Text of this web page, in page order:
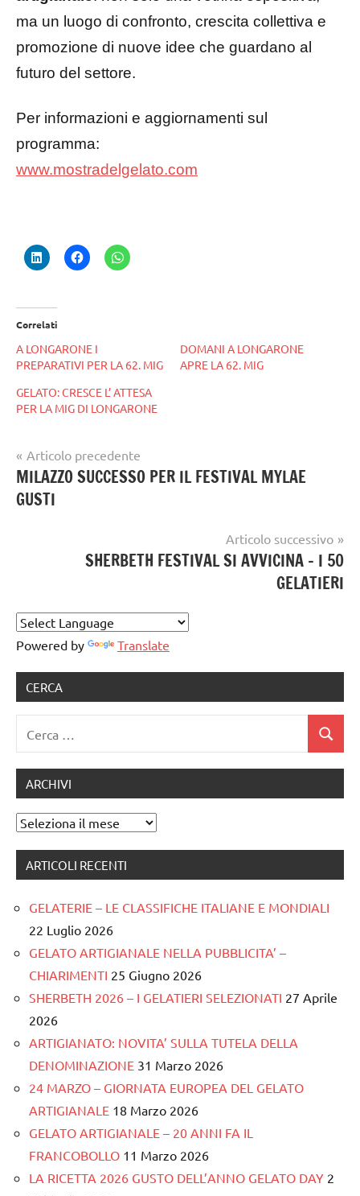
ma un luogo di confronto, crescita collettiva e
promozione di nuove idee che guardano al
futuro del settore.
Per informazioni e aggiornamenti sul
programma:
www.mostradelgelato.com
Correlati
A LONGARONE I
PREPARATIVI PER LA 62. MIG
DOMANI A LONGARONE
APRE LA 62. MIG
GELATO: CRESCE L’ ATTESA
PER LA MIG DI LONGARONE
Longarone,
miglongarone
gelataio
gelateria
artigianale
Navigazione
articoli
Articolo precedente
MILAZZO SUCCESSO PER IL FESTIVAL MYLAE
GUSTI
Articolo successivo
SHERBETH FESTIVAL SI AVVICINA – I 50
GELATIERI
Powered by Translate
CERCA
per:
Cerca
ARCHIVI
Archivi
ARTICOLI RECENTI
GELATERIE – LE CLASSIFICHE ITALIANE E MONDIALI
22 Luglio 2026
GELATO ARTIGIANALE NELLA PUBBLICITA’ –
CHIARIMENTI 25 Giugno 2026
SHERBETH 2026 – I GELATIERI SELEZIONATI 27 Aprile
2026
ARTIGIANATO: NOVITA’ SULLA TUTELA DELLA
DENOMINAZIONE 31 Marzo 2026
24 MARZO – GIORNATA EUROPEA DEL GELATO
ARTIGIANALE 18 Marzo 2026
GELATO ARTIGIANALE – 20 ANNI FA IL
FRANCOBOLLO 11 Marzo 2026
LA RICETTA 2026 GUSTO DELL’ANNO GELATO DAY 2